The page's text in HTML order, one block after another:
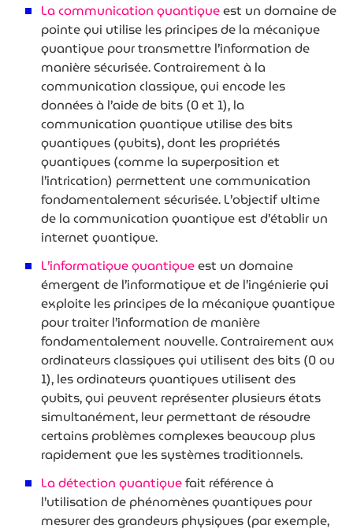
La communication quantiqueest un domaine de
pointe qui utilise les principes de la mécanique
quantique pour transmettre l’information de
manière sécurisée. Contrairement à la
communication classique, qui encode les
données à l’aide de bits (0 et 1), la
communication quantique utilise des bits
quantiques (qubits), dont les propriétés
quantiques (comme la superposition et
l’intrication) permettent une communication
fondamentalement sécurisée. L’objectif ultime
de la communication quantique est d’établir un
internet quantique.
L’informatique quantiqueest un domaine
émergent de l’informatique et de l’ingénierie qui
exploite les principes de la mécanique quantique
pour traiter l’information de manière
fondamentalement nouvelle. Contrairement aux
ordinateurs classiques qui utilisent des bits (0 ou
1), les ordinateurs quantiques utilisent des
qubits, qui peuvent représenter plusieurs états
simultanément, leur permettant de résoudre
certains problèmes complexes beaucoup plus
rapidement que les systèmes traditionnels.
La détection quantiquefait référence à
l’utilisation de phénomènes quantiques pour
mesurer des grandeurs physiques (par exemple,